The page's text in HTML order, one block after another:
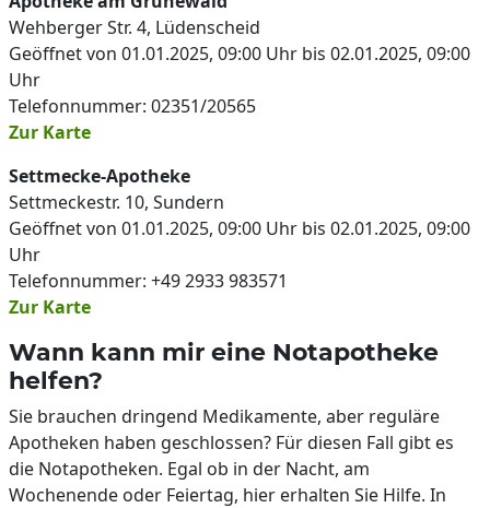
Wehberger Str. 4, Lüdenscheid
Geöffnet von 01.01.2025, 09:00 Uhr bis 02.01.2025, 09:00
Uhr
Telefonnummer: 02351/20565
Zur Karte
Settmecke-Apotheke
Settmeckestr. 10, Sundern
Geöffnet von 01.01.2025, 09:00 Uhr bis 02.01.2025, 09:00
Uhr
Telefonnummer: +49 2933 983571
Zur Karte
Wann kann mir eine Notapotheke
helfen?
Sie brauchen dringend Medikamente, aber reguläre
Apotheken haben geschlossen? Für diesen Fall gibt es
die Notapotheken. Egal ob in der Nacht, am
Wochenende oder Feiertag, hier erhalten Sie Hilfe. In